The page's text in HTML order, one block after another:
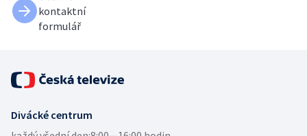
kontaktní
formulář
Divácké centrum